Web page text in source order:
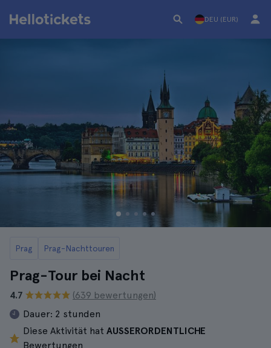
DEU (EUR)
Prag Prag-Nachttouren
Prag-Tour bei Nacht
4.7
(639 bewertungen)
Dauer: 2 stunden
Diese Aktivität hat AUSSERORDENTLICHE
Bewertungen